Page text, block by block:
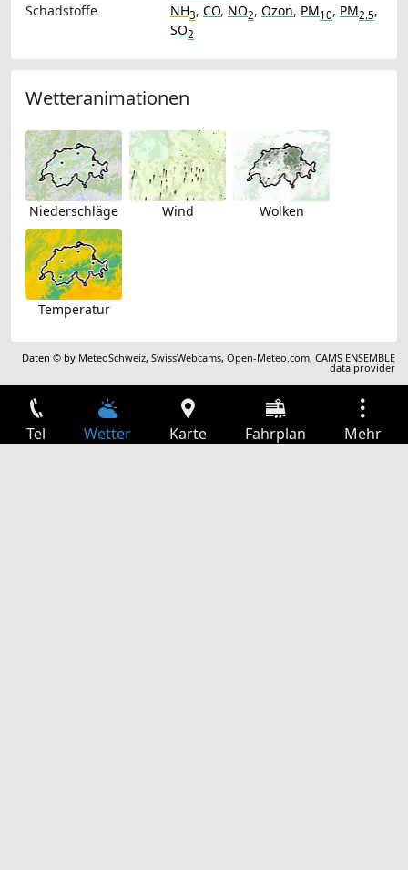
Schadstoffe
NH3, CO, NO2, Ozon, PM10, PM2.5,
SO2
Wetteranimationen
Niederschläge Wind Wolken
Temperatur
Daten © by MeteoSchweiz,SwissWebcams,Open-Meteo.com,CAMS ENSEMBLE
data provider
Tel Wetter Karte Fahrplan Mehr